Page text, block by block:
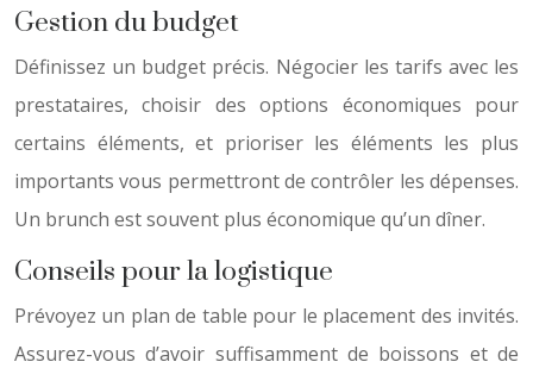
Gestion du budget
Définissez un budget précis. Négocier les tarifs avec les
prestataires, choisir des options économiques pour
certains éléments, et prioriser les éléments les plus
importants vous permettront de contrôler les dépenses.
Un brunch est souvent plus économique qu’un dîner.
Conseils pour la logistique
Prévoyez un plan de table pour le placement des invités.
Assurez-vous d’avoir suffisamment de boissons et de